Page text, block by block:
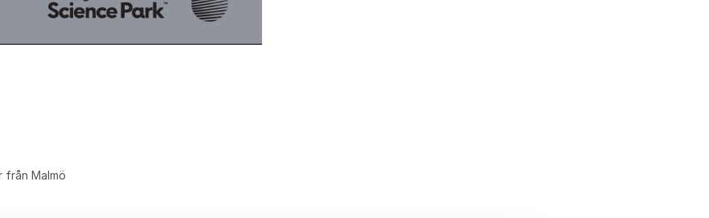
från Malmö